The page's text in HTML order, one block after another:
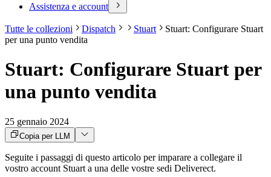
Assistenza e account
Tutte le collezioni Dispatch Stuart
Stuart: Configurare Stuart
per una punto vendita
Stuart: Configurare Stuart per
una punto vendita
25 gennaio 2024
Copia per LLM
Seguite i passaggi di questo articolo per imparare a collegare il
vostro account Stuart a una delle vostre sedi Deliverect.